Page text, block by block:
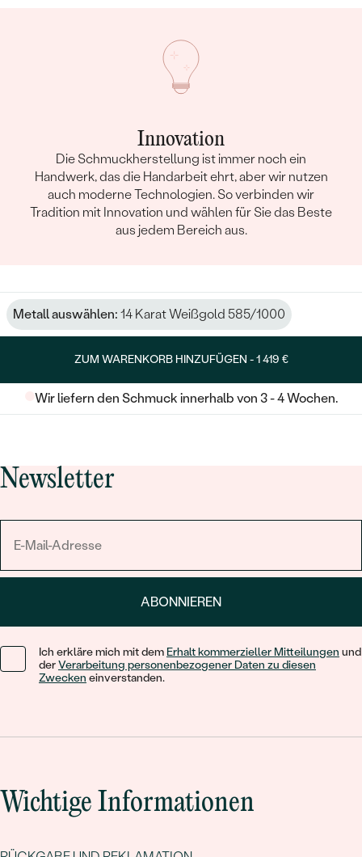
Innovation
Die Schmuckherstellung ist immer noch ein
Handwerk, das die Handarbeit ehrt, aber wir nutzen
auch moderne Technologien. So verbinden wir
Tradition mit Innovation und wählen für Sie das Beste
aus jedem Bereich aus.
Metall auswählen: 14 Karat Weißgold 585/1000
ZUM WARENKORB HINZUFÜGEN -1 419 €
Wir liefern den Schmuck innerhalb von 3 - 4 Wochen.
Newsletter
ABONNIEREN
Ich erkläre mich mit dem Erhalt kommerzieller Mitteilungen und
derVerarbeitung personenbezogener Daten zu diesen
Zwecken einverstanden.
Wichtige Informationen